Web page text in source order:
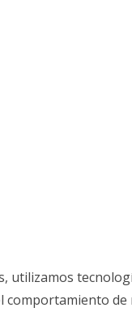
utilizamos